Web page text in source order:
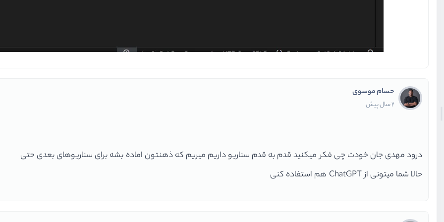
حسام موسوی
2 سال پیش
درود مهدی جان خودت چی فکر میکنید قدم به قدم سناریو داریم میریم که ذهنتون اماده بشه برای سناریوهای بعدی حتی
حالا شما میتونی از ChatGPT هم استفاده کنی